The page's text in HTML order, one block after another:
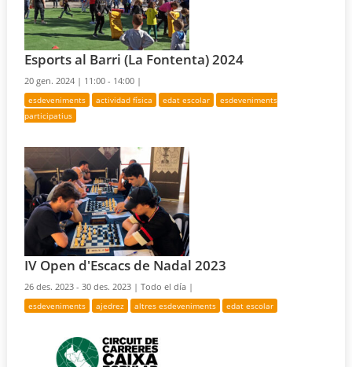
Esports al Barri (La Fontenta) 2024
20 gen. 2024 | 11:00 - 14:00 |
esdeveniments actividad física edat escolar
esdeveniments
participatius
IV Open d'Escacs de Nadal 2023
26 des. 2023 - 30 des. 2023 |Todo el día |
esdeveniments ajedrez altres esdeveniments edat escolar